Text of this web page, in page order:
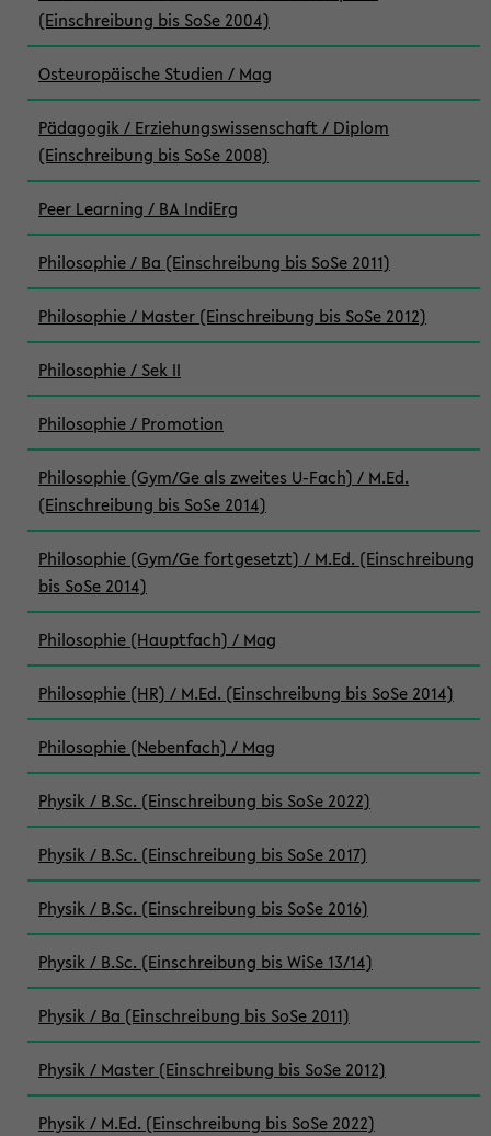
(Einschreibung bis SoSe 2004)
Osteuropäische Studien / Mag
Pädagogik / Erziehungswissenschaft / Diplom
(Einschreibung bis SoSe 2008)
Peer Learning / BA IndiErg
Philosophie / Ba (Einschreibung bis SoSe 2011)
Philosophie / Master (Einschreibung bis SoSe 2012)
Philosophie / Sek II
Philosophie / Promotion
Philosophie (Gym/Ge als zweites U-Fach) / M.Ed.
(Einschreibung bis SoSe 2014)
Philosophie (Gym/Ge fortgesetzt) / M.Ed. (Einschreibung
bis SoSe 2014)
Philosophie (Hauptfach) / Mag
Philosophie (HR) / M.Ed. (Einschreibung bis SoSe 2014)
Philosophie (Nebenfach) / Mag
Physik / B.Sc. (Einschreibung bis SoSe 2022)
Physik / B.Sc. (Einschreibung bis SoSe 2017)
Physik / B.Sc. (Einschreibung bis SoSe 2016)
Physik / B.Sc. (Einschreibung bis WiSe 13/14)
Physik / Ba (Einschreibung bis SoSe 2011)
Physik / Master (Einschreibung bis SoSe 2012)
Physik / M.Ed. (Einschreibung bis SoSe 2022)